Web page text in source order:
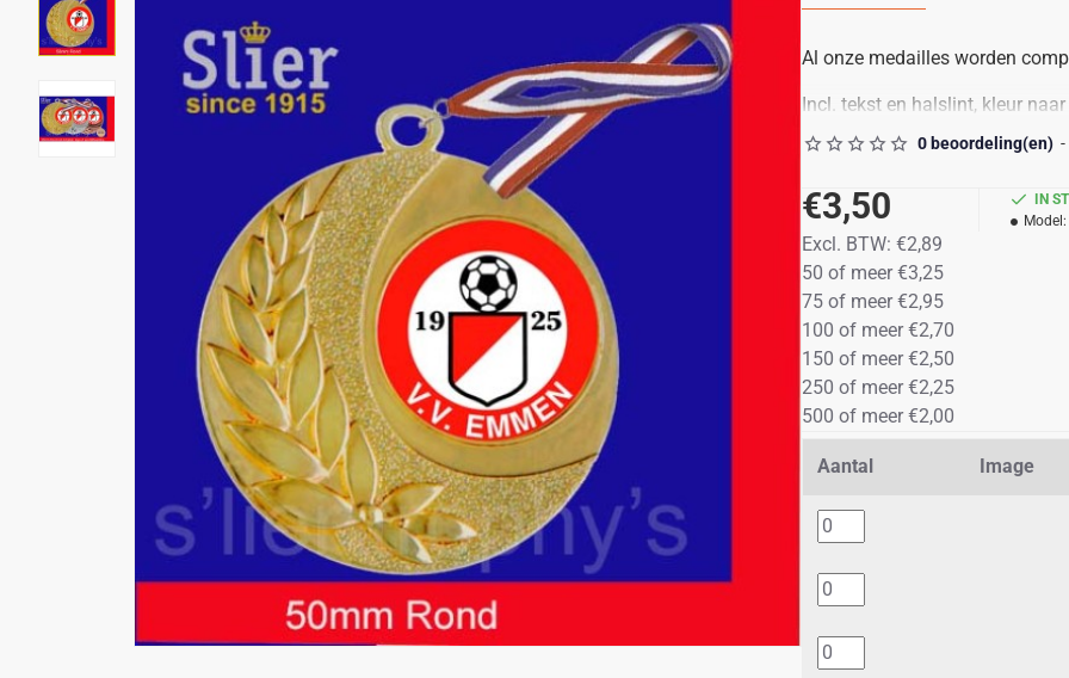
Al onze medailles worden
Incl. tekst en halslint, kleur
Incl. standaard sportafbeelding
u kunt de staffelprijzen ook
50 goud, 30 zilver en 20 brons
Dus geen bijkomende kosten!
incl.21% btw
Levertijd: 4-7 werkdagen,
0 beoordeling(en) -
€3,50
Excl. BTW: €2,89
50 of meer €3,25
75 of meer €2,95
100 of meer €2,70
150 of meer €2,50
250 of meer €2,25
500 of meer €2,00
IN
Model:
Aantal Image